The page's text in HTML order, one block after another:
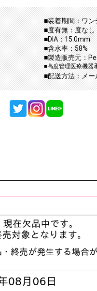
■装着期間：ワン
■度有無：度なし
■DIA：15.0mm
■含水率：58%
■製造販売元：
■高度管理医療機器
■配送方法：メ